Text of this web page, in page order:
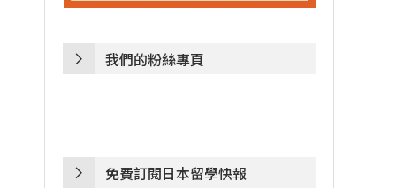
我們的粉絲專頁
免費訂閱日本留學快報